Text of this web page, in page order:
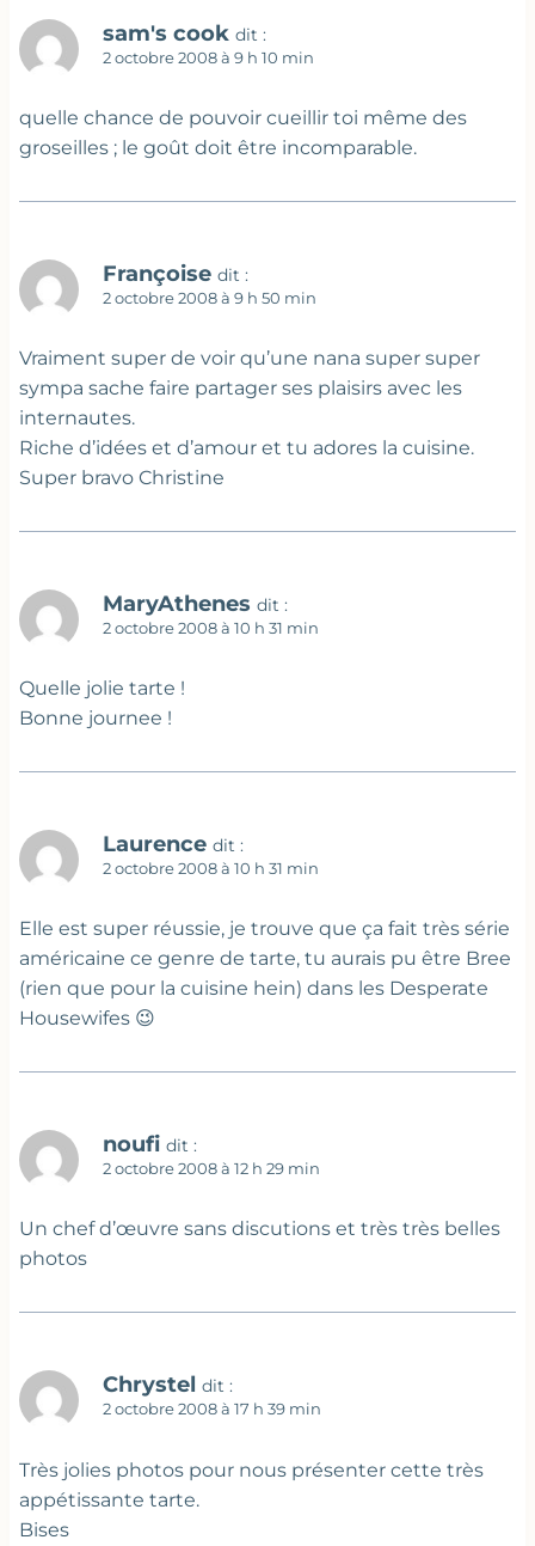
sam's cook dit :
2 octobre 2008 à 9 h 10 min
quelle chance de pouvoir cueillir toi même des
groseilles ; le goût doit être incomparable.
Françoise dit :
2 octobre 2008 à 9 h 50 min
Vraiment super de voir qu’une nana super super
sympa sache faire partager ses plaisirs avec les
internautes.
Riche d’idées et d’amour et tu adores la cuisine.
Super bravo Christine
MaryAthenes dit :
2 octobre 2008 à 10 h 31 min
Quelle jolie tarte !
Bonne journee !
Laurence dit :
2 octobre 2008 à 10 h 31 min
Elle est super réussie, je trouve que ça fait très série
américaine ce genre de tarte, tu aurais pu être Bree
(rien que pour la cuisine hein) dans les Desperate
Housewifes 😉
noufi dit :
2 octobre 2008 à 12 h 29 min
Un chef d’œuvre sans discutions et très très belles
photos
Chrystel dit :
2 octobre 2008 à 17 h 39 min
Très jolies photos pour nous présenter cette très
appétissante tarte.
Bises